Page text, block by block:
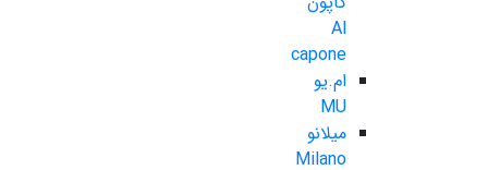
Al
capone
ام.یو
MU
میلانو
Milano